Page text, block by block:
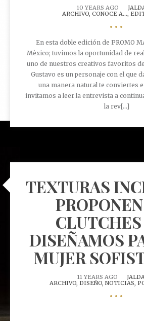
10 YEARS AGO
ARCHIVO, CONOCE A...,
•••
En esta doble edición de PROMO
Mèxico; tuvimos la oportunidad de
uno de nuestros creativos favoritos
Gustavo es un personaje con el que
una manera natural te conviertes
invitamos a leer la entrevista a
la rev[...]
TEXTURAS
DISEÑAMOS
MUJER
11 YEARS AGO
ARCHIVO, DISEÑO,NOTICIAS,
•••